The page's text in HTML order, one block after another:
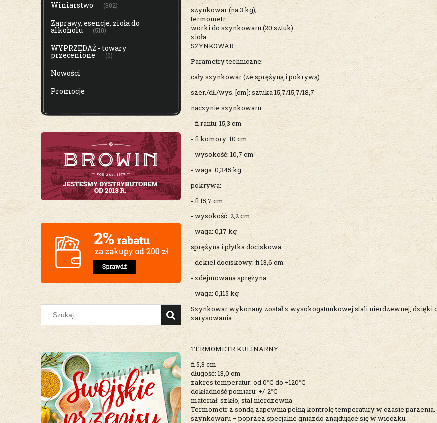
Winiarstwo (302)
Zaprawy, esencje, zioła do
alkoholu (510)
WYPRZEDAŻ - towary
przecenione (0)
Nowości
Promocje
szynkowar (na 3 kg);
termometr
worki do szynkowaru (20 sztuk)
zioła
SZYNKOWAR
Parametry techniczne:
cały szynkowar (ze sprężyną i pokrywą):
szer./dł./wys. [cm]: sztuka 15,7/15,7/18,7
naczynie szynkowaru:
- fi rantu: 15,3 cm
- fi komory: 10 cm
- wysokość: 10,7 cm
- waga: 0,345 kg
pokrywa:
- fi 15,7 cm
- wysokość: 2,2 cm
- waga: 0,17 kg
sprężyna i płytka dociskowa:
- dekiel dociskowy: fi 13,6 cm
- zdejmowana sprężyna
- waga: 0,115 kg
Szynkowar wykonany został z wysokogatunkowej stali nierdzewnej, dzięki
zarysowania.
TERMOMETR KULINARNY
fi 5,3 cm
długość: 13,0 cm
zakres temperatur: od 0°C do +120°C
dokładność pomiaru: +/-2°C
materiał: szkło, stal nierdzewna
Termometr z sondą zapewnia pełną kontrolę temperatury w czasie
szynkowaru – poprzez specjalne gniazdo znajdujące się w wieczku.